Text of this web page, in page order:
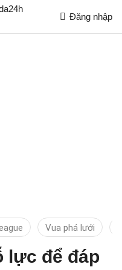
Đăng nhập
Vua phá lưới
lực để đáp